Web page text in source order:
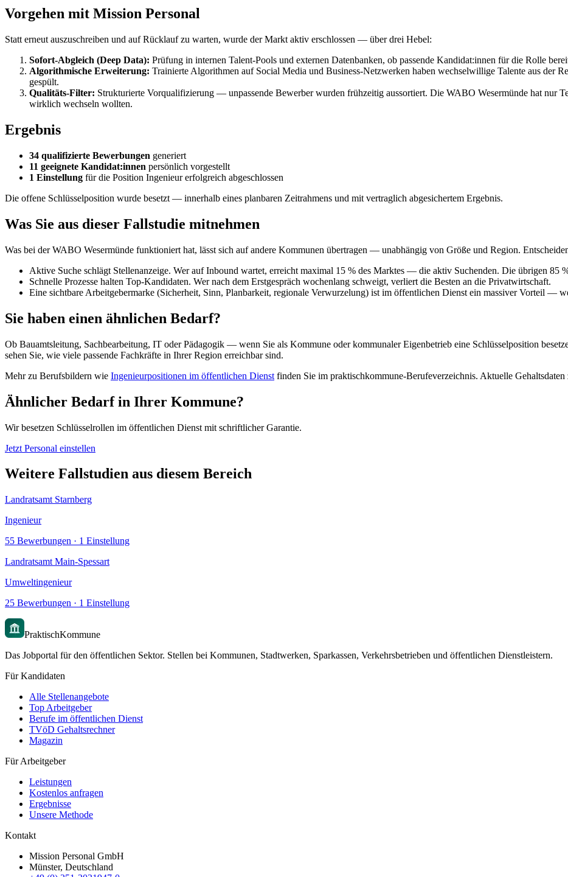
Vorgehen mit Mission Personal
Statt erneut auszuschreiben und auf Rücklauf zu warten, wurde der Markt aktiv erschlossen — über drei Hebel:
Sofort-Abgleich (Deep Data): Prüfung in internen Talent-Pools und externen Datenbanken, ob passende Kandidat:innen für die Rolle
Algorithmische Erweiterung: Trainierte Algorithmen auf Social Media und Business-Netzwerken haben wechselwillige Talente aus der
gespült.
Qualitäts-Filter: Strukturierte Vorqualifizierung — unpassende Bewerber wurden frühzeitig aussortiert. Die WABO Wesermünde hat nur
wirklich wechseln wollten.
Ergebnis
34 qualifizierte Bewerbungen generiert
11 geeignete Kandidat:innen persönlich vorgestellt
1 Einstellung für die Position Ingenieur erfolgreich abgeschlossen
Die offene Schlüsselposition wurde besetzt — innerhalb eines planbaren Zeitrahmens und mit vertraglich abgesichertem Ergebnis.
Was Sie aus dieser Fallstudie mitnehmen
Was bei der WABO Wesermünde funktioniert hat, lässt sich auf andere Kommunen übertragen — unabhängig von Größe und Region.
Aktive Suche schlägt Stellenanzeige. Wer auf Inbound wartet, erreicht maximal 15 % des Marktes — die aktiv Suchenden. Die übrigen 85
Schnelle Prozesse halten Top-Kandidaten. Wer nach dem Erstgespräch wochenlang schweigt, verliert die Besten an die Privatwirtschaft.
Eine sichtbare Arbeitgebermarke (Sicherheit, Sinn, Planbarkeit, regionale Verwurzelung) ist im öffentlichen Dienst ein massiver Vorteil —
Sie haben einen ähnlichen Bedarf?
Ob Bauamtsleitung, Sachbearbeitung, IT oder Pädagogik — wenn Sie als Kommune oder kommunaler Eigenbetrieb eine Schlüsselposition
sehen Sie, wie viele passende Fachkräfte in Ihrer Region erreichbar sind.
Mehr zu Berufsbildern wie Ingenieurpositionen im öffentlichen Dienst finden Sie im praktischkommune-Berufeverzeichnis. Aktuelle
Ähnlicher Bedarf in Ihrer Kommune?
Wir besetzen Schlüsselrollen im öffentlichen Dienst mit schriftlicher Garantie.
Jetzt Personal einstellen
Weitere Fallstudien aus diesem Bereich
Landratsamt Starnberg
Ingenieur
55 Bewerbungen · 1 Einstellung
Landratsamt Main-Spessart
Umweltingenieur
25 Bewerbungen · 1 Einstellung
PraktischKommune
Das Jobportal für den öffentlichen Sektor. Stellen bei Kommunen, Stadtwerken, Sparkassen, Verkehrsbetrieben und öffentlichen Dienstleistern.
Für Kandidaten
Alle Stellenangebote
Top Arbeitgeber
Berufe im öffentlichen Dienst
TVöD Gehaltsrechner
Magazin
Für Arbeitgeber
Leistungen
Kostenlos anfragen
Ergebnisse
Unsere Methode
Kontakt
Mission Personal GmbH
Münster, Deutschland